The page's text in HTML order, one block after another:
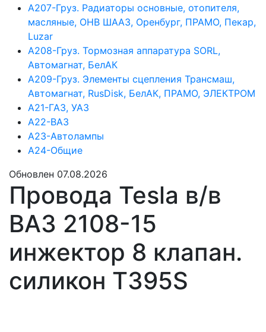
А207-Груз. Радиаторы основные, отопителя,
масляные, ОНВ ШААЗ, Оренбург, ПРАМО, Пекар,
Luzar
А208-Груз. Тормозная аппаратура SORL,
Автомагнат, БелАК
А209-Груз. Элементы сцепления Трансмаш,
Автомагнат, RusDisk, БелАК, ПРАМО, ЭЛЕКТРОМ
А21-ГАЗ, УАЗ
А22-ВАЗ
А23-Автолампы
А24-Общие
Обновлен 07.08.2026
Провода Tesla в/в
ВАЗ 2108-15
инжектор 8 клапан.
силикон Т395S